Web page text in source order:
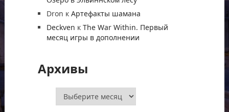
Dron к Артефакты шамана
Deckven к The War Within. Первый
месяц игры в дополнении
Архивы
Архивы